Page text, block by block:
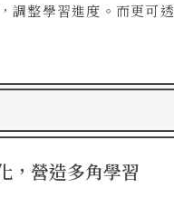
調整學習進度。而更可
，營造多角學習